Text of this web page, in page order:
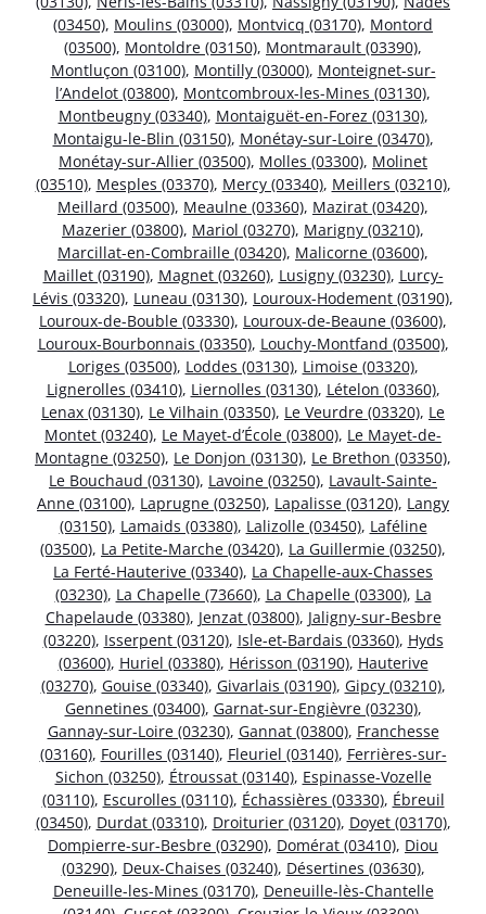
(03450), Moulins (03000), Montvicq (03170), Montord
(03500), Montoldre (03150), Montmarault (03390),
Montluçon (03100), Montilly (03000), Monteignet-sur-
l’Andelot (03800), Montcombroux-les-Mines (03130),
Montbeugny (03340), Montaiguët-en-Forez (03130),
Montaigu-le-Blin (03150), Monétay-sur-Loire (03470),
Monétay-sur-Allier (03500), Molles (03300), Molinet
(03510), Mesples (03370), Mercy (03340), Meillers (03210),
Meillard (03500), Meaulne (03360), Mazirat (03420),
Mazerier (03800), Mariol (03270), Marigny (03210),
Marcillat-en-Combraille (03420), Malicorne (03600),
Maillet (03190), Magnet (03260), Lusigny (03230), Lurcy-
Lévis (03320), Luneau (03130), Louroux-Hodement (03190),
Louroux-de-Bouble (03330), Louroux-de-Beaune (03600),
Louroux-Bourbonnais (03350), Louchy-Montfand (03500),
Loriges (03500), Loddes (03130), Limoise (03320),
Lignerolles (03410), Liernolles (03130), Lételon (03360),
Lenax (03130), Le Vilhain (03350), Le Veurdre (03320), Le
Montet (03240), Le Mayet-d’École (03800), Le Mayet-de-
Montagne (03250), Le Donjon (03130), Le Brethon (03350),
Le Bouchaud (03130), Lavoine (03250), Lavault-Sainte-
Anne (03100), Laprugne (03250), Lapalisse (03120), Langy
(03150), Lamaids (03380), Lalizolle (03450), Laféline
(03500), La Petite-Marche (03420), La Guillermie (03250),
La Ferté-Hauterive (03340), La Chapelle-aux-Chasses
(03230), La Chapelle (73660), La Chapelle (03300), La
Chapelaude (03380), Jenzat (03800), Jaligny-sur-Besbre
(03220), Isserpent (03120), Isle-et-Bardais (03360), Hyds
(03600), Huriel (03380), Hérisson (03190), Hauterive
(03270), Gouise (03340), Givarlais (03190), Gipcy (03210),
Gennetines (03400), Garnat-sur-Engièvre (03230),
Gannay-sur-Loire (03230), Gannat (03800), Franchesse
(03160), Fourilles (03140), Fleuriel (03140), Ferrières-sur-
Sichon (03250), Étroussat (03140), Espinasse-Vozelle
(03110), Escurolles (03110), Échassières (03330), Ébreuil
(03450), Durdat (03310), Droiturier (03120), Doyet (03170),
Dompierre-sur-Besbre (03290), Domérat (03410), Diou
(03290), Deux-Chaises (03240), Désertines (03630),
Deneuille-les-Mines (03170), Deneuille-lès-Chantelle